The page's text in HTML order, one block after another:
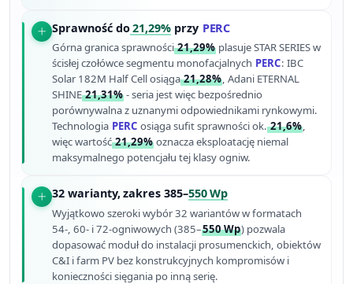
Sprawność do21,29% przy PERC
Górna granica sprawności21,29% plasuje STAR SERIES w
ścisłej czołówce segmentu monofacjalnych PERC: IBC
Solar 182M Half Cell osiąga21,28%, Adani ETERNAL
SHINE21,31% - seria jest więc bezpośrednio
porównywalna z uznanymi odpowiednikami rynkowymi.
Technologia PERC osiąga sufit sprawności ok.21,6%,
więc wartość21,29% oznacza eksploatację niemal
maksymalnego potencjału tej klasy ogniw.
32 warianty, zakres 385–550 Wp
Wyjątkowo szeroki wybór 32 wariantów w formatach
54-, 60- i 72-ogniwowych (385–550 Wp) pozwala
dopasować moduł do instalacji prosumenckich, obiektów
C&I i farm PV bez konstruk­cyjnych kompromisów i
konieczności sięgania po inną serię.